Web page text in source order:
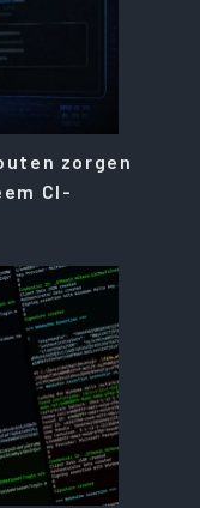
zorgen
CI-